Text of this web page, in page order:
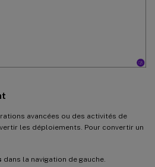
avancées ou des activités de
les déploiements. Pour convertir un
dans la navigation de gauche.